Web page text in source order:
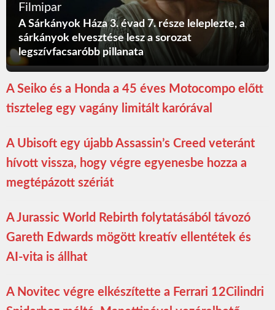
Filmipar
A Sárkányok Háza 3. évad 7. része leleplezte, a
sárkányok elvesztése lesz a sorozat
legszívfacsaróbb pillanata
A Seiko és a Honda a 45 éves Motocompo előtt
tiszteleg egy vagány limitált karórával
A Ubisoft egy újabb Assassin’s Creed veteránt
hívott vissza, hogy végre egyenesbe hozza a
megtépázott szériát
A Jurassic World Rebirth folytatásából távozó
Gareth Edwards mögött kreatív ellentétek és
AI-vita is állhat
A Novitec végre elkészítette a Ferrari 12Cilindri